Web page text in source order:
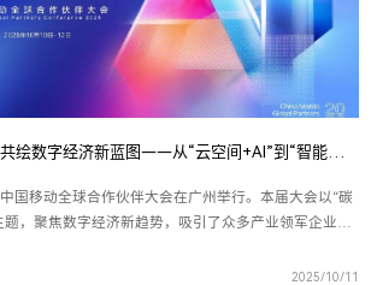
国移动全球合作伙伴大会在广州举行。本届大会以“碳
题，聚焦数字经济新趋势，吸引了众多产业领军企业与
发布多项战略合作与产品成果——中国移动云盘携手新
2025/10/11